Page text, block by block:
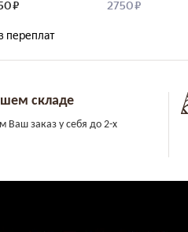
складе
Ваш заказ у себя до 2-х